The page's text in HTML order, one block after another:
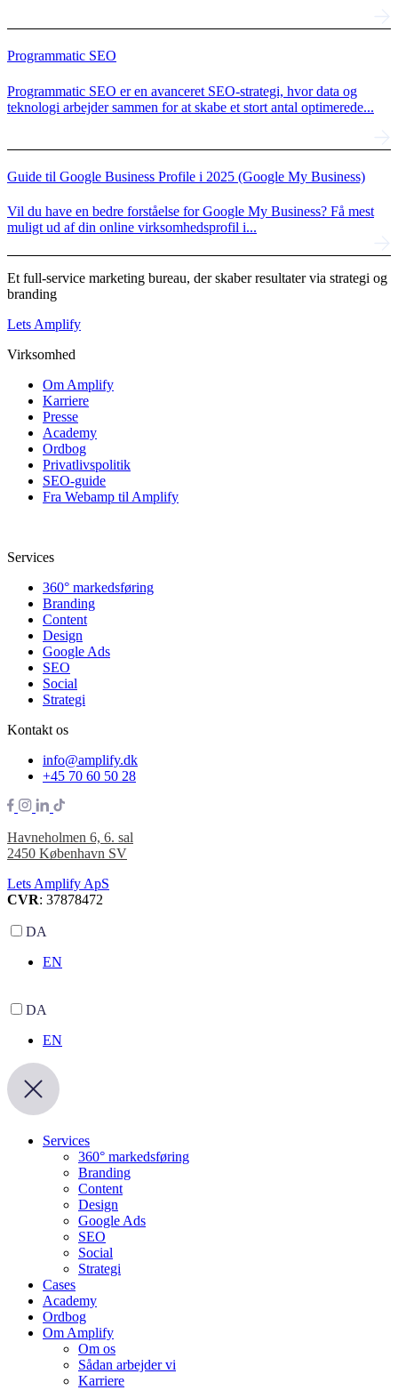
Programmatic SEO
Programmatic SEO er en avanceret SEO-strategi, hvor data og
teknologi arbejder sammen for at skabe et stort antal optimerede...
Guide til Google Business Profile i 2025 (Google My Business)
Vil du have en bedre forståelse for Google My Business? Få mest
muligt ud af din online virksomhedsprofil i...
Et full-service marketing bureau, der skaber resultater via strategi og
branding
Lets Amplify
Virksomhed
Om Amplify
Karriere
Presse
Academy
Ordbog
Privatlivspolitik
SEO-guide
Fra Webamp til Amplify
Services
360° markedsføring
Branding
Content
Design
Google Ads
SEO
Social
Strategi
Kontakt os
info@amplify.dk
+45 70 60 50 28
Havneholmen 6, 6. sal
2450 København SV
Lets Amplify ApS
CVR: 37878472
DA
EN
DA
EN
Services
360° markedsføring
Branding
Content
Design
Google Ads
SEO
Social
Strategi
Cases
Academy
Ordbog
Om Amplify
Om os
Sådan arbejder vi
Karriere